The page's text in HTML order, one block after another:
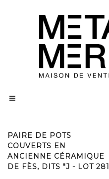
PAIRE DE POTS
COUVERTS EN
ANCIENNE CÉRAMIQUE
DE FÈS, DITS "J - LOT 281